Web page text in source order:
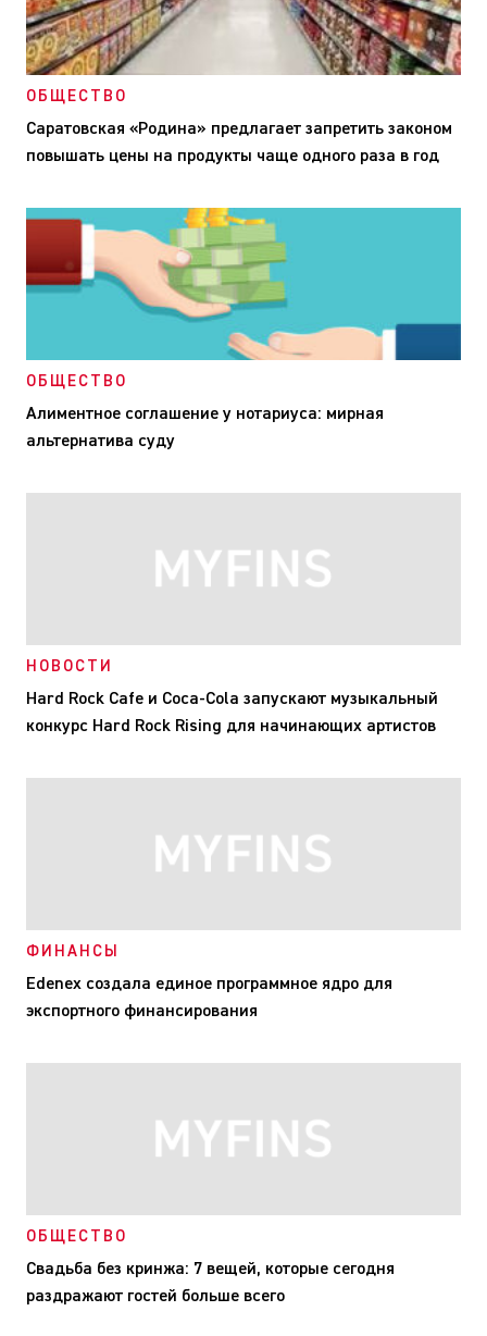
ОБЩЕСТВО
Саратовская «Родина» предлагает запретить законом
повышать цены на продукты чаще одного раза в год
ОБЩЕСТВО
Алиментное соглашение у нотариуса: мирная
альтернатива суду
НОВОСТИ
Hard Rock Cafe и Coca-Cola запускают музыкальный
конкурс Hard Rock Rising для начинающих артистов
ФИНАНСЫ
Edenex создала единое программное ядро для
экспортного финансирования
ОБЩЕСТВО
Свадьба без кринжа: 7 вещей, которые сегодня
раздражают гостей больше всего